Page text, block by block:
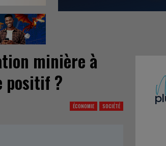
minière à
positif ?
ÉCONOMIE SOCIÉTÉ